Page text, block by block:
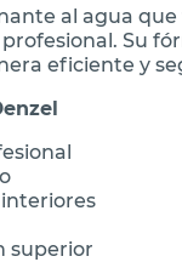
al agua que
Su
eficiente y
interiores
superior